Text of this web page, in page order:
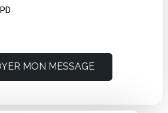
MON MESSAGE